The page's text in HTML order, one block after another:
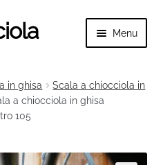
Menu
il
child
il
in ghisa
Scala a chiocciola in
a chiocciola in ghisa
105